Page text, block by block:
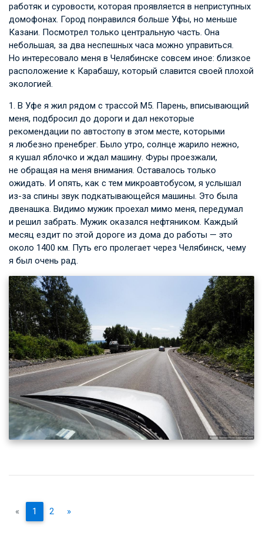
работяк и суровости, которая проявляется в неприступных
домофонах. Город понравился больше Уфы, но меньше
Казани. Посмотрел только центральную часть. Она
небольшая, за два неспешных часа можно управиться.
Но интересовало меня в Челябинске совсем иное: близкое
расположение к Карабашу, который славится своей плохой
экологией.
1. В Уфе я жил рядом с трассой М5. Парень, вписывающий
меня, подбросил до дороги и дал некоторые
рекомендации по автостопу в этом месте, которыми
я любезно пренебрег. Было утро, солнце жарило нежно,
я кушал яблочко и ждал машину. Фуры проезжали,
не обращая на меня внимания. Оставалось только
ожидать. И опять, как с тем микроавтобусом, я услышал
из-за спины звук подкатывающейся машины. Это была
двенашка. Видимо мужик проехал мимо меня, передумал
и решил забрать. Мужик оказался нефтяником. Каждый
месяц ездит по этой дороге из дома до работы — это
около 1400 км. Путь его пролегает через Челябинск, чему
я был очень рад.
« 1 2 »